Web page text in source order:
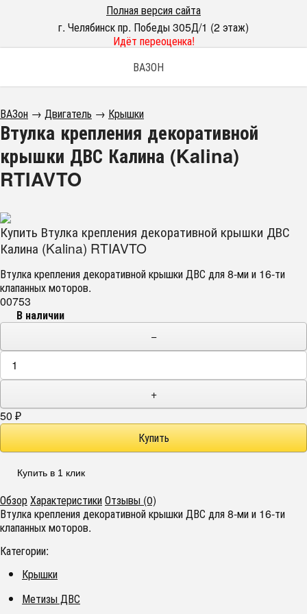
Полная версия сайта
г. Челябинск пр. Победы 305Д/1 (2 этаж)
Идёт переоценка!
ВАЗОН
ВАЗон → Двигатель → Крышки
Втулка крепления декоративной
крышки ДВС Калина (Kalina)
RTIAVTO
Купить Втулка крепления декоративной крышки ДВС
Калина (Kalina) RTIAVTO
Втулка крепления декоративной крышки ДВС для 8-ми и 16-ти
клапанных моторов.
00753
В наличии
−
+
50 ₽
Купить в 1 клик
ОбзорХарактеристикиОтзывы (0)
Втулка крепления декоративной крышки ДВС для 8-ми и 16-ти
клапанных моторов.
Категории:
Крышки
Метизы ДВС